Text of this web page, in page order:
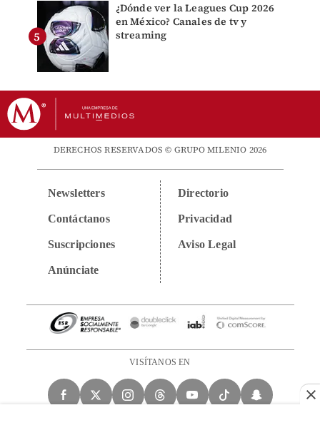
¿Dónde ver la Leagues Cup 2026
en México? Canales de tv y
streaming
DERECHOS RESERVADOS © GRUPO MILENIO 2026
Newsletters
Contáctanos
Suscripciones
Anúnciate
Directorio
Privacidad
Aviso Legal
VISÍTANOS EN